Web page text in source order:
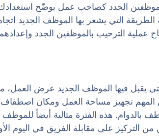
الجدد كصاحب عمل يوضّح استعدادك
التي يشعر بها الموظف الجديد
عملية الترحيب بالموظفين الجدد
يقبل فيها الموظف الجديد عرض العمل،
المهم تجهيز مساحة العمل ومكان اصطفاف
بالدوام. هذه الفترة مثالية أيضاً للموظف
التركيز على مقابلة الفريق في اليوم